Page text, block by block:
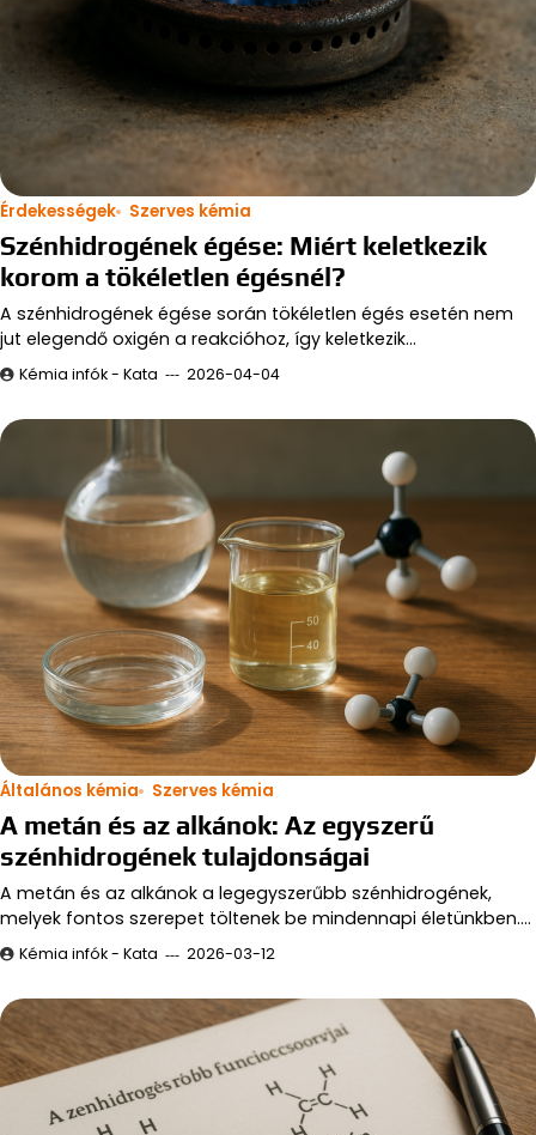
Érdekességek Szerves kémia
Szénhidrogének égése: Miért keletkezik
korom a tökéletlen égésnél?
A szénhidrogének égése során tökéletlen égés esetén nem
jut elegendő oxigén a reakcióhoz, így keletkezik…
Kémia infók - Kata 2026-04-04
Általános kémia Szerves kémia
A metán és az alkánok: Az egyszerű
szénhidrogének tulajdonságai
A metán és az alkánok a legegyszerűbb szénhidrogének,
melyek fontos szerepet töltenek be mindennapi életünkben.…
Kémia infók - Kata 2026-03-12